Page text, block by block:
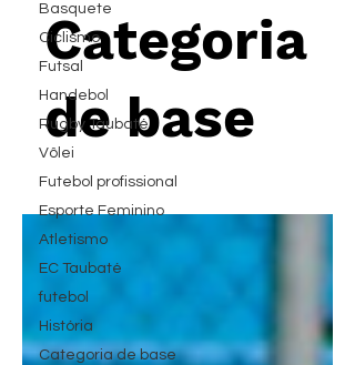
Basquete
Ciclismo
Futsal
Handebol
Rugby Taubaté
Vôlei
Futebol profissional
Esporte Feminino
Atletismo
EC Taubaté
futebol
História
Categoria de base
Categoria
de base